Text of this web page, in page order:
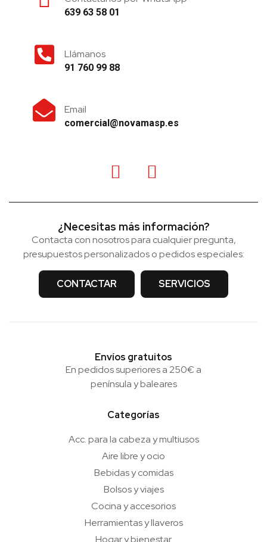
639 63 58 01
Llámanos
91 760 99 88
Email
comercial@novamasp.es
¿Necesitas más información?
Contacta con nosotros para cualquier pregunta,
presupuestos personalizados o pedidos especiales:
CONTACTAR SERVICIOS
Envíos gratuitos
En pedidos superiores a 250€ a
península y baleares
Categorías
Acc. para la cabeza y multiusos
Aire libre y ocio
Bebidas y comidas
Bolsos y viajes
Cocina y accesorios
Herramientas y llaveros
Hogar y bienestar